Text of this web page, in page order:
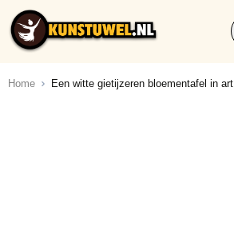
Ga naar de inhoud
Home Een witte gietijzeren bloementafel in